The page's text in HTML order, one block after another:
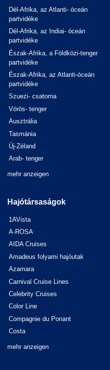
Dél-Afrika, az Atlanti- óceán
partvidéke
Dél-Afrika, az Indiai- óceán
partvidéke
Észak-Afrika, a Földközi-tenger
partvidéke
Észak-Afrika, az Atlanti-óceán
partvidéke
Szuezi- csatorna
Vörös- tenger
Ausztrália
Tasmánia
Új-Zéland
Arab- tenger
mehr anzeigen
Hajótársaságok
1AVista
A-ROSA
AIDA Cruises
Amadeus folyami hajóutak
Azamara
Carnival Cruise Lines
Celebrity Cruises
Color Line
Compagnie du Ponant
Costa
mehr anzeigen